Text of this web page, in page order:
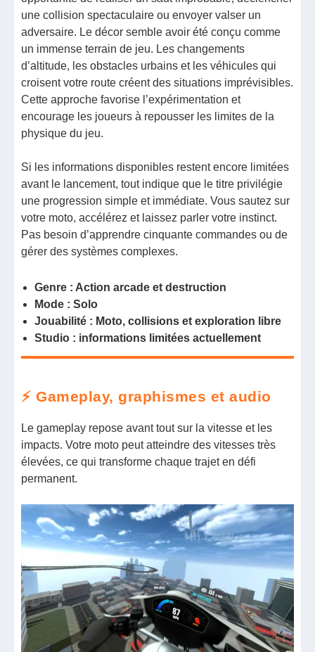
une collision spectaculaire ou envoyer valser un
adversaire. Le décor semble avoir été conçu comme
un immense terrain de jeu. Les changements
d’altitude, les obstacles urbains et les véhicules qui
croisent votre route créent des situations imprévisibles.
Cette approche favorise l’expérimentation et
encourage les joueurs à repousser les limites de la
physique du jeu.
Si les informations disponibles restent encore limitées
avant le lancement, tout indique que le titre privilégie
une progression simple et immédiate. Vous sautez sur
votre moto, accélérez et laissez parler votre instinct.
Pas besoin d’apprendre cinquante commandes ou de
gérer des systèmes complexes.
Genre : Action arcade et destruction
Mode : Solo
Jouabilité : Moto, collisions et exploration libre
Studio : informations limitées actuellement
⚡ Gameplay, graphismes et audio
Le gameplay repose avant tout sur la vitesse et les
impacts. Votre moto peut atteindre des vitesses très
élevées, ce qui transforme chaque trajet en défi
permanent.